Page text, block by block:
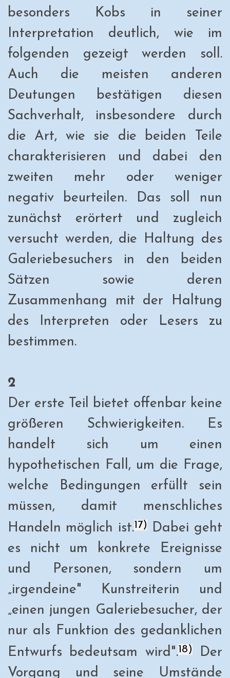
besonders Kobs in seiner
Interpretation deutlich, wie im
folgenden gezeigt werden soll.
Auch die meisten anderen
Deutungen bestätigen diesen
Sachverhalt, insbesondere durch
die Art, wie sie die beiden Teile
charakterisieren und dabei den
zweiten mehr oder weniger
negativ beurteilen. Das soll nun
zunächst erörtert und zugleich
versucht werden, die Haltung des
Galeriebesuchers in den beiden
Sätzen sowie deren
Zusammenhang mit der Haltung
des Interpreten oder Lesers zu
bestimmen.
2
Der erste Teil bietet offenbar keine
größeren Schwierigkeiten. Es
handelt sich um einen
hypothetischen Fall, um die Frage,
welche Bedingungen erfüllt sein
müssen, damit menschliches
Handeln möglich ist.17)Dabei geht
es nicht um konkrete Ereignisse
und Personen, sondern um
„irgendeine" Kunstreiterin und
„einen jungen Galeriebesucher, der
nur als Funktion des gedanklichen
Entwurfs bedeutsam wird".18)Der
Vorgang und seine Umstände